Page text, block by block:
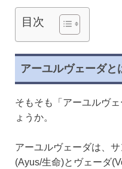
目次
アーユルヴェーダと
そもそも「アーユルヴ
ょうか。
アーユルヴェーダは、
(Ayus/生命)とヴェーダ